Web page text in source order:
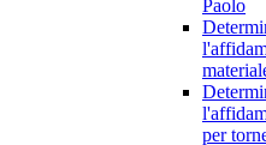
Paolo
per